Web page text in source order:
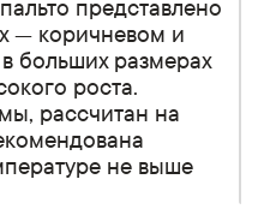
представлено
— коричневом и
больших размерах
роста.
рассчитан на
не выше